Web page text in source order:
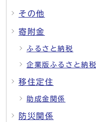
その他
寄附金
ふるさと納税
企業版ふるさと納税
移住定住
助成金関係
防災関係